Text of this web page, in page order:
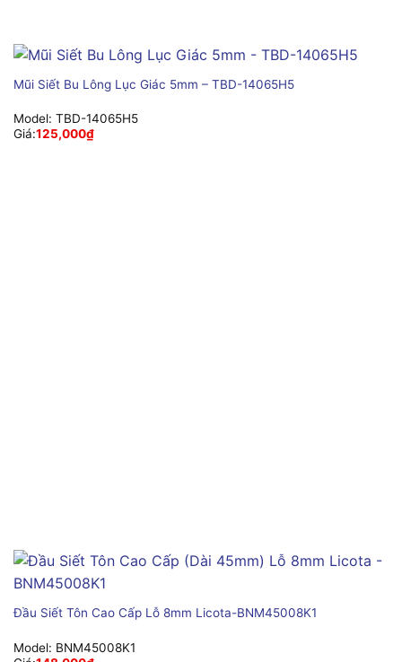
Mũi Siết Bu Lông Lục Giác 5mm – TBD-14065H5
Model: TBD-14065H5
Giá:125,000₫
Đầu Siết Tôn Cao Cấp Lỗ 8mm Licota-BNM45008K1
Model: BNM45008K1